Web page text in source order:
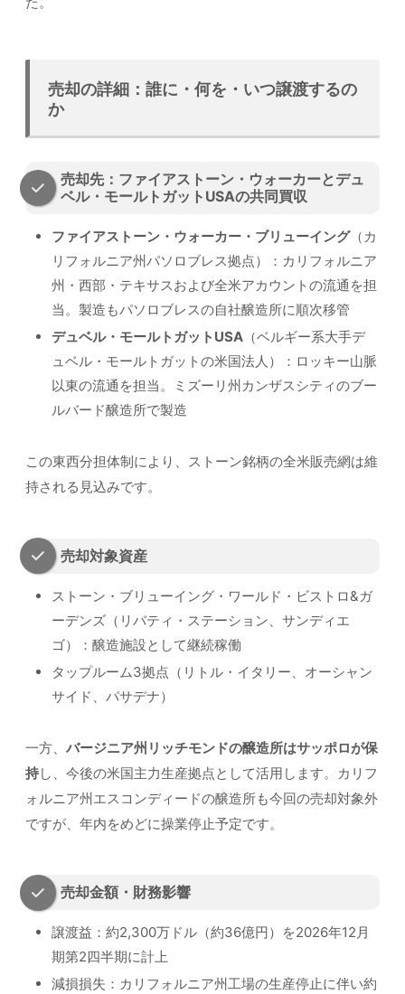
売却の詳細：誰に・何を・いつ譲渡するの
か
売却先：ファイアストーン・ウォーカーとデュ
ベル・モールトガットUSAの共同買収
ファイアストーン・ウォーカー・ブリューイング（カ
リフォルニア州パソロブレス拠点）：カリフォルニア
州・西部・テキサスおよび全米アカウントの流通を担
当。製造もパソロブレスの自社醸造所に順次移管
デュベル・モールトガットUSA （ベルギー系大手デ
ュベル・モールトガットの米国法人）：ロッキー山脈
以東の流通を担当。ミズーリ州カンザスシティのブー
ルバード醸造所で製造
この東西分担体制により、ストーン銘柄の全米販売網は維
持される見込みです。
売却対象資産
ストーン・ブリューイング・ワールド・ビストロ&ガ
ーデンズ（リバティ・ステーション、サンディエ
ゴ）：醸造施設として継続稼働
タップルーム3拠点（リトル・イタリー、オーシャン
サイド、パサデナ）
一方、 バージニア州リッチモンドの醸造所はサッポロが保
持し、今後の米国主力生産拠点として活用します。カリフ
ォルニア州エスコンディードの醸造所も今回の売却対象外
ですが、年内をめどに操業停止予定です。
売却金額・財務影響
譲渡益：約2,300万ドル（約36億円）を2026年12月
期第2四半期に計上
減損損失：カリフォルニア州工場の生産停止に伴い約